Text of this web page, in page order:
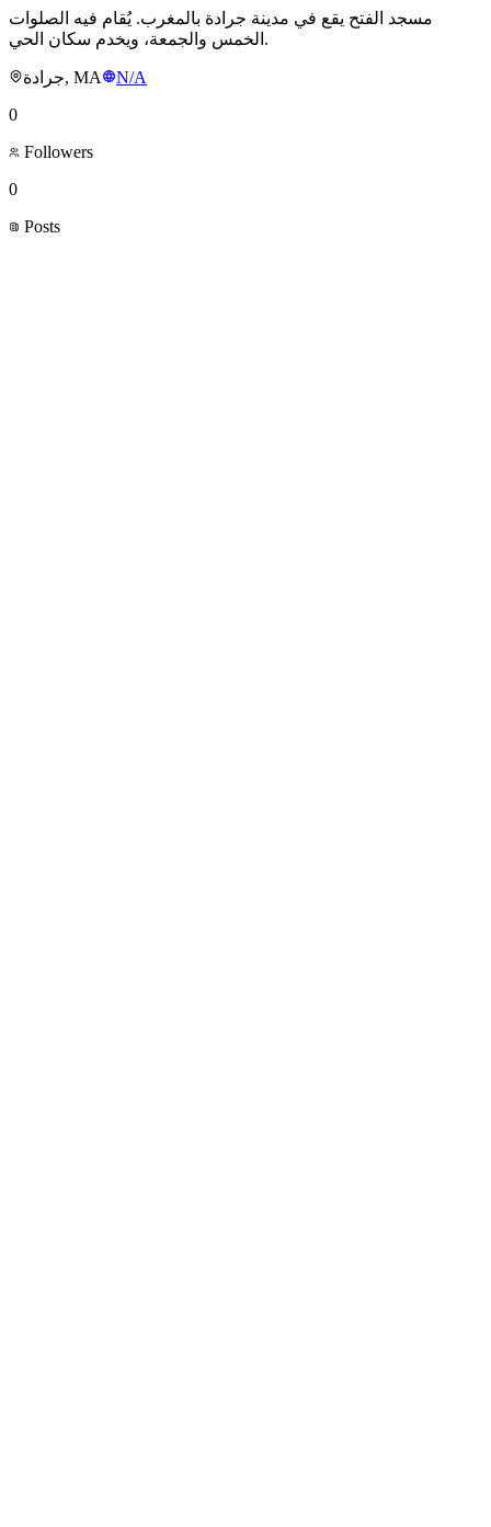
مسجد الفتح يقع في مدينة جرادة بالمغرب. يُقام فيه الصلوات
الخمس والجمعة، ويخدم سكان الحي.
جرادة, MA
N/A
0
Followers
0
Posts